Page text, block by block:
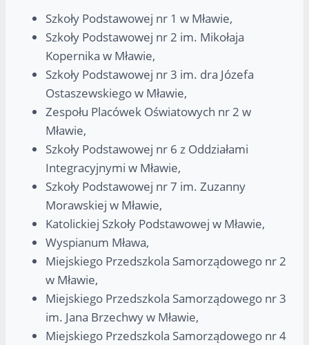
Szkoły Podstawowej nr 1 w Mławie,
Szkoły Podstawowej nr 2 im. Mikołaja
Kopernika w Mławie,
Szkoły Podstawowej nr 3 im. dra Józefa
Ostaszewskiego w Mławie,
Zespołu Placówek Oświatowych nr 2 w
Mławie,
Szkoły Podstawowej nr 6 z Oddziałami
Integracyjnymi w Mławie,
Szkoły Podstawowej nr 7 im. Zuzanny
Morawskiej w Mławie,
Katolickiej Szkoły Podstawowej w Mławie,
Wyspianum Mława,
Miejskiego Przedszkola Samorządowego nr 2
w Mławie,
Miejskiego Przedszkola Samorządowego nr 3
im. Jana Brzechwy w Mławie,
Miejskiego Przedszkola Samorządowego nr 4